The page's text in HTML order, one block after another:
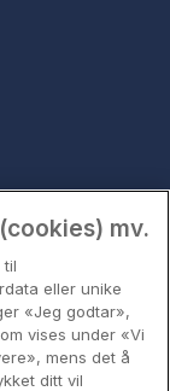
mv.
til
eller unike
«Jeg godtar»,
vises under «Vi
mens det å
ditt vil